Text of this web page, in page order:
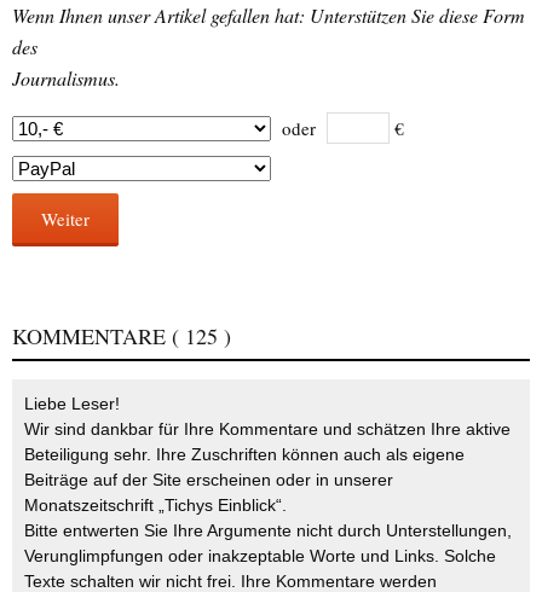
Wenn Ihnen unser Artikel gefallen hat: Unterstützen Sie diese Form
des
Journalismus.
oder €
Weiter
KOMMENTARE ( 125 )
Liebe Leser!
Wir sind dankbar für Ihre Kommentare und schätzen Ihre aktive
Beteiligung sehr. Ihre Zuschriften können auch als eigene
Beiträge auf der Site erscheinen oder in unserer
Monatszeitschrift „Tichys Einblick“.
Bitte entwerten Sie Ihre Argumente nicht durch Unterstellungen,
Verunglimpfungen oder inakzeptable Worte und Links. Solche
Texte schalten wir nicht frei. Ihre Kommentare werden